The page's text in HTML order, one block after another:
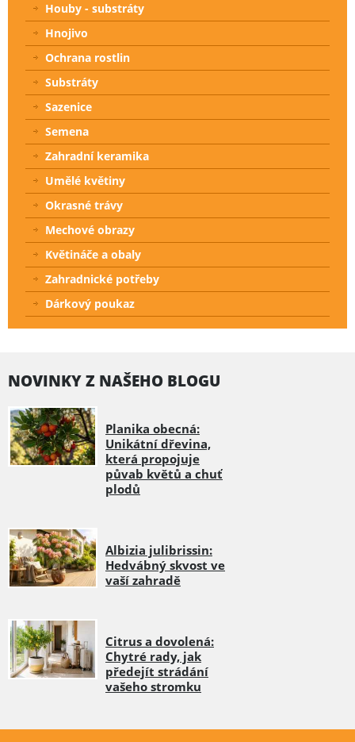
Houby - substráty
Hnojivo
Ochrana rostlin
Substráty
Sazenice
Semena
Zahradní keramika
Umělé květiny
Okrasné trávy
Mechové obrazy
Květináče a obaly
Zahradnické potřeby
Dárkový poukaz
NOVINKY Z NAŠEHO BLOGU
Planika obecná:
Unikátní dřevina,
která propojuje
půvab květů a chuť
plodů
Albizia julibrissin:
Hedvábný skvost ve
vaší zahradě
Citrus a dovolená:
Chytré rady, jak
předejít strádání
vašeho stromku